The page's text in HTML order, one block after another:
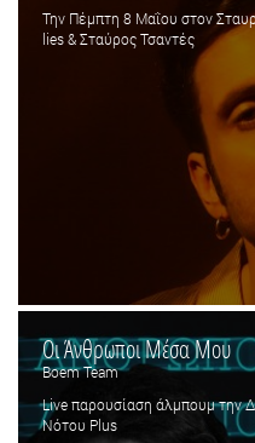
Την Πέμπτη 8 Μαΐου στον
lies & Σταύρος Τσαντές
Οι Άνθρωποι Μέσα Μου
Boem Team
Live παρουσίαση άλμπουμ την
Νότου Plus